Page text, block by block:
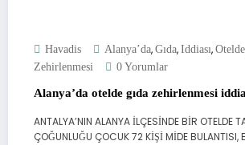
Havadis Alanya’da, Gıda, Iddiası, Otelde
Zehirlenmesi 0 Yorumlar
Alanya’da otelde gıda zehirlenmesi
ANTALYA’NIN ALANYA İLÇESİNDE BİR OTELDE
ÇOĞUNLUĞU ÇOCUK 72 KİŞİ MİDE BULANTISI,